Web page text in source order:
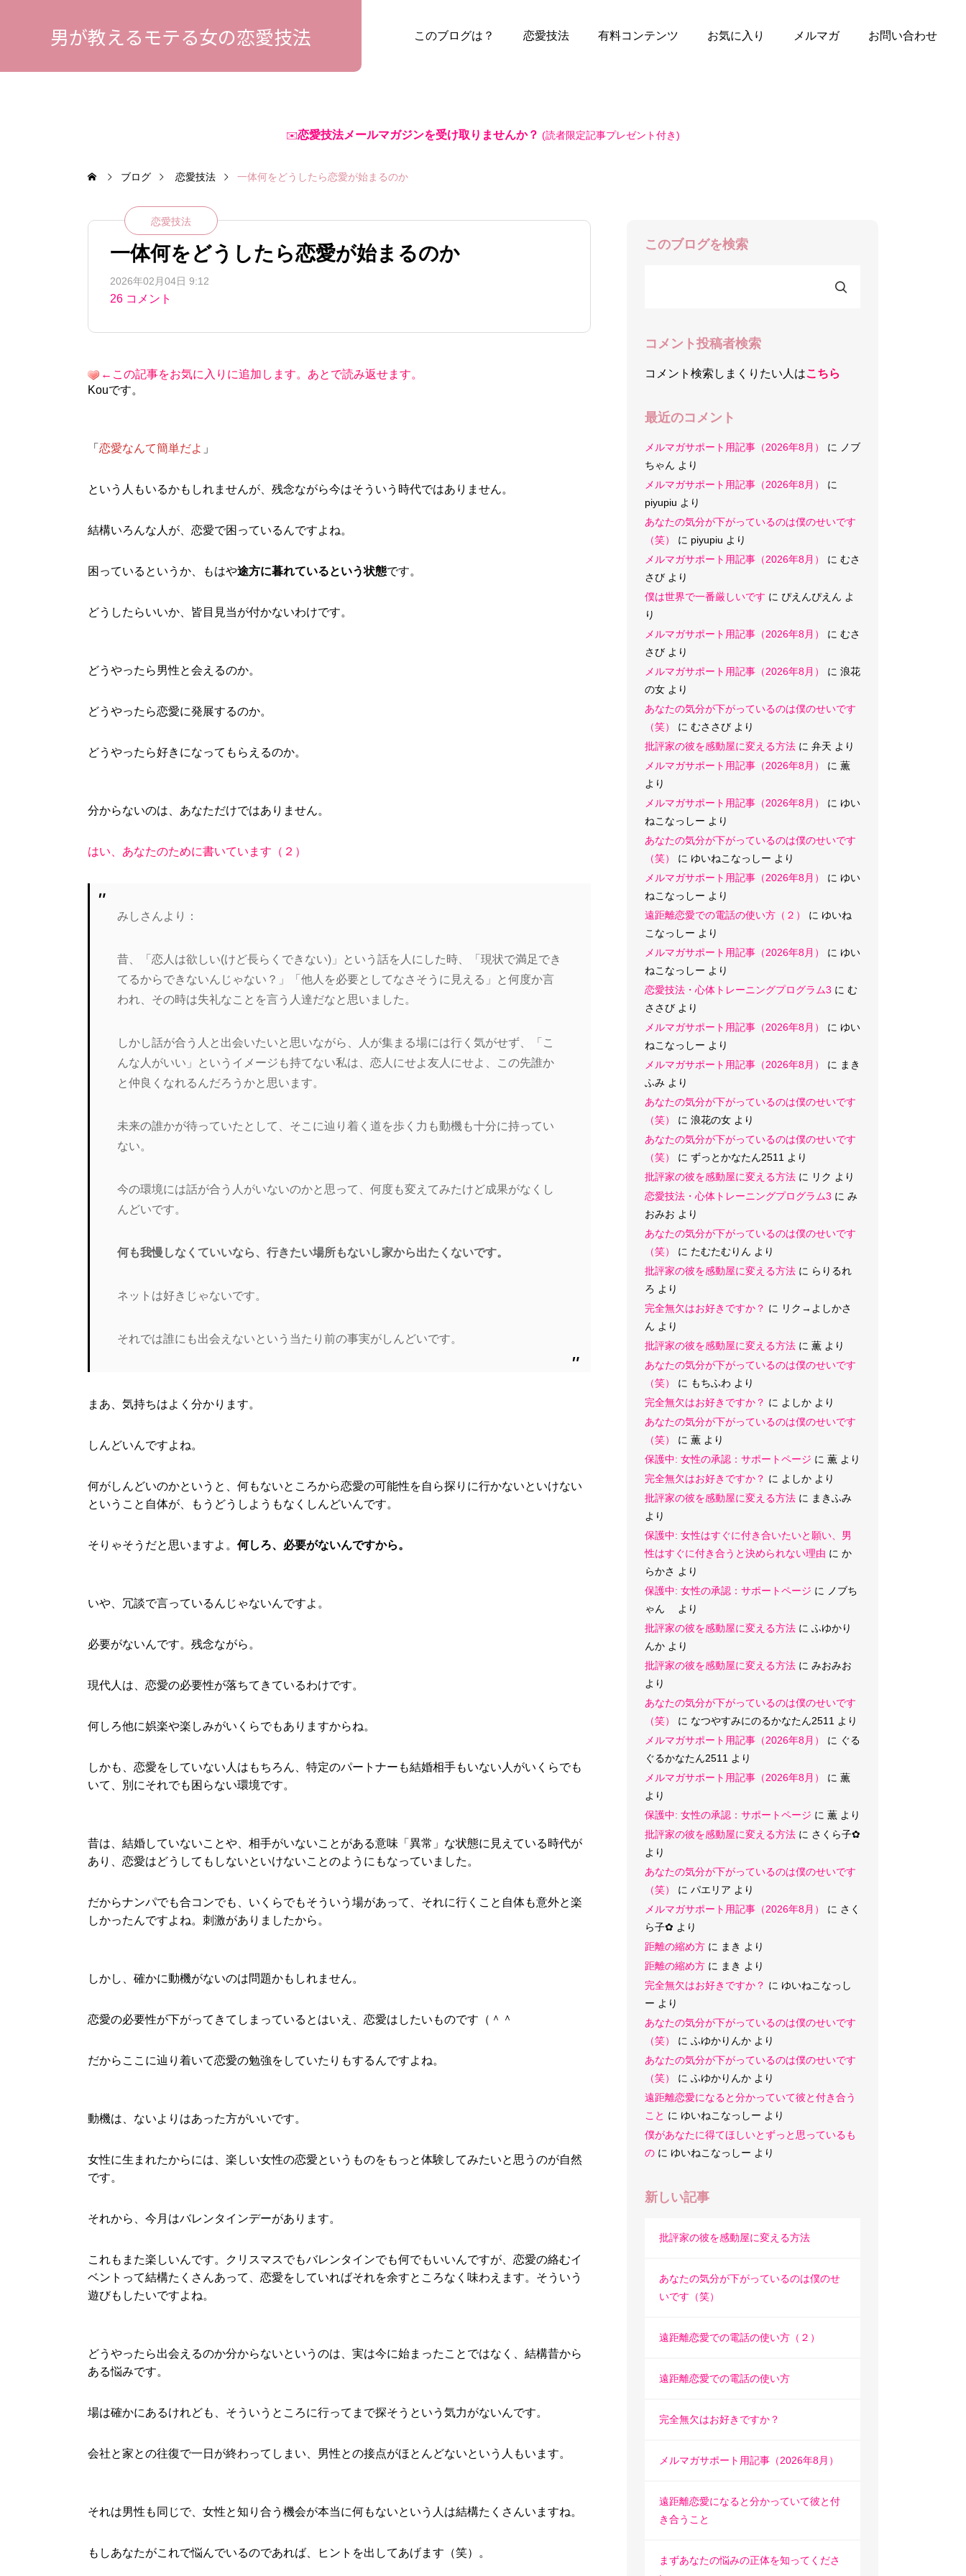
男が教えるモテる女の恋愛技法 このブログは？ 恋愛技法 有料コンテンツ お気に入り メルマガ お問い合わせ
✉️恋愛技法メールマガジンを受け取りませんか？ (読者限定記事プレゼント付き)
ブログ 恋愛技法 一体何をどうしたら恋愛が始まるのか
恋愛技法
一体何をどうしたら恋愛が始まるのか
2026年02月04日 9:12
26 コメント
←この記事をお気に入りに追加します。あとで読み返せます。
Kouです。
「 恋愛なんて簡単だよ 」
という人もいるかもしれませんが、残念ながら今はそういう時代ではありません。
結構いろんな人が、恋愛で困っているんですよね。
困っているというか、もはや途方に暮れているという状態です。
どうしたらいいか、皆目見当が付かないわけです。
どうやったら男性と会えるのか。
どうやったら恋愛に発展するのか。
どうやったら好きになってもらえるのか。
分からないのは、あなただけではありません。
はい、あなたのために書いています（２）
みしさんより：
昔、「恋人は欲しい(けど長らくできない)」という話を人にした時、「現状で満足でき
てるからできないんじゃない？」「他人を必要としてなさそうに見える」と何度か言
われ、その時は失礼なことを言う人達だなと思いました。
しかし話が合う人と出会いたいと思いながら、人が集まる場には行く気がせず、「こ
んな人がいい」というイメージも持てない私は、恋人にせよ友人にせよ、この先誰か
と仲良くなれるんだろうかと思います。
未来の誰かが待っていたとして、そこに辿り着く道を歩く力も動機も十分に持ってい
ない。
今の環境には話が合う人がいないのかと思って、何度も変えてみたけど成果がなくし
んどいです。
何も我慢しなくていいなら、行きたい場所もないし家から出たくないです。
ネットは好きじゃないです。
それでは誰にも出会えないという当たり前の事実がしんどいです。
まあ、気持ちはよく分かります。
しんどいんですよね。
何がしんどいのかというと、何もないところから恋愛の可能性を自ら探りに行かないといけない
ということ自体が、もうどうしようもなくしんどいんです。
そりゃそうだと思いますよ。 何しろ、必要がないんですから。
いや、冗談で言っているんじゃないんですよ。
必要がないんです。残念ながら。
現代人は、恋愛の必要性が落ちてきているわけです。
何しろ他に娯楽や楽しみがいくらでもありますからね。
しかも、恋愛をしていない人はもちろん、特定のパートナーも結婚相手もいない人がいくらでも
いて、別にそれでも困らない環境です。
昔は、結婚していないことや、相手がいないことがある意味「異常」な状態に見えている時代が
あり、恋愛はどうしてもしないといけないことのようにもなっていました。
だからナンパでも合コンでも、いくらでもそういう場があって、それに行くこと自体も意外と楽
しかったんですよね。刺激がありましたから。
しかし、確かに動機がないのは問題かもしれません。
恋愛の必要性が下がってきてしまっているとはいえ、恋愛はしたいものです（＾＾
だからここに辿り着いて恋愛の勉強をしていたりもするんですよね。
動機は、ないよりはあった方がいいです。
女性に生まれたからには、楽しい女性の恋愛というものをもっと体験してみたいと思うのが自然
です。
それから、今月はバレンタインデーがあります。
これもまた楽しいんです。クリスマスでもバレンタインでも何でもいいんですが、恋愛の絡むイ
ベントって結構たくさんあって、恋愛をしていればそれを余すところなく味わえます。そういう
遊びもしたいですよね。
どうやったら出会えるのか分からないというのは、実は今に始まったことではなく、結構昔から
ある悩みです。
場は確かにあるけれども、そういうところに行ってまで探そうという気力がないんです。
会社と家との往復で一日が終わってしまい、男性との接点がほとんどないという人もいます。
それは男性も同じで、女性と知り合う機会が本当に何もないという人は結構たくさんいますね。
もしあなたがこれで悩んでいるのであれば、ヒントを出してあげます（笑）。
このブログを検索
コメント投稿者検索
コメント検索しまくりたい人はこちら
最近のコメント
メルマガサポート用記事（2026年8月） に
ノブ
ちゃん より
メルマガサポート用記事（2026年8月）
に
piyupiu より
あなたの気分が下がっているのは僕のせいです
（笑）
に piyupiu より
メルマガサポート用記事（2026年8月）
に むさ
さび より
僕は世界で一番厳しいです に ぴえんぴえん よ
り
メルマガサポート用記事（2026年8月）
に むさ
さび より
メルマガサポート用記事（2026年8月）
に 浪花
の女 より
あなたの気分が下がっているのは僕のせいです
（笑）
に むささび より
批評家の彼を感動屋に変える方法 に 弁天 より
メルマガサポート用記事（2026年8月）
に 薫
より
メルマガサポート用記事（2026年8月）
に ゆい
ねこなっしー より
あなたの気分が下がっているのは僕のせいです
（笑）
に ゆいねこなっしー より
メルマガサポート用記事（2026年8月）
に ゆい
ねこなっしー より
遠距離恋愛での電話の使い方（２）
に ゆいね
こなっしー より
メルマガサポート用記事（2026年8月）
に ゆい
ねこなっしー より
恋愛技法・心体トレーニングプログラム3 に む
ささび より
メルマガサポート用記事（2026年8月）
に ゆい
ねこなっしー より
メルマガサポート用記事（2026年8月）
に まき
ふみ より
あなたの気分が下がっているのは僕のせいです
（笑）
に 浪花の女 より
あなたの気分が下がっているのは僕のせいです
（笑）
に ずっとかなたん2511 より
批評家の彼を感動屋に変える方法 に リク より
恋愛技法・心体トレーニングプログラム3 に み
おみお より
あなたの気分が下がっているのは僕のせいです
（笑）
に たむたむりん より
批評家の彼を感動屋に変える方法 に らりるれ
ろ より
完全無欠はお好きですか？ に リク→よしかさ
ん より
批評家の彼を感動屋に変える方法 に 薫 より
あなたの気分が下がっているのは僕のせいです
（笑）
に もちふわ より
完全無欠はお好きですか？ に よしか より
あなたの気分が下がっているのは僕のせいです
（笑）
に 薫 より
保護中: 女性の承認：サポートページ に 薫 より
完全無欠はお好きですか？ に よしか より
批評家の彼を感動屋に変える方法 に まきふみ
より
保護中: 女性はすぐに付き合いたいと願い、男
性はすぐに付き合うと決められない理由 に か
らかさ より
保護中: 女性の承認：サポートページ に
ノブち
ゃん
より
批評家の彼を感動屋に変える方法 に ふゆかり
んか より
批評家の彼を感動屋に変える方法 に みおみお
より
あなたの気分が下がっているのは僕のせいです
（笑）
に なつやすみにのるかなたん2511 より
メルマガサポート用記事（2026年8月）
に ぐる
ぐるかなたん2511 より
メルマガサポート用記事（2026年8月）
に 薫
より
保護中: 女性の承認：サポートページ に 薫 より
批評家の彼を感動屋に変える方法 に さくら子‪✿
より
あなたの気分が下がっているのは僕のせいです
（笑）
に パエリア より
メルマガサポート用記事（2026年8月）
に さく
ら子‪✿ より
距離の縮め方 に まき より
距離の縮め方 に まき より
完全無欠はお好きですか？ に ゆいねこなっし
ー より
あなたの気分が下がっているのは僕のせいです
（笑）
に ふゆかりんか より
あなたの気分が下がっているのは僕のせいです
（笑）
に ふゆかりんか より
遠距離恋愛になると分かっていて彼と付き合う
こと に ゆいねこなっしー より
僕があなたに得てほしいとずっと思っているも
の に ゆいねこなっしー より
新しい記事
批評家の彼を感動屋に変える方法
あなたの気分が下がっているのは僕のせ
いです（笑）
遠距離恋愛での電話の使い方（２）
遠距離恋愛での電話の使い方
完全無欠はお好きですか？
メルマガサポート用記事（2026年8月）
遠距離恋愛になると分かっていて彼と付
き合うこと
まずあなたの悩みの正体を知ってくださ